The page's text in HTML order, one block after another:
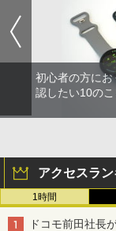
初心者の方に
認したい10の
アクセスラ
1時間
ドコモ前田社長